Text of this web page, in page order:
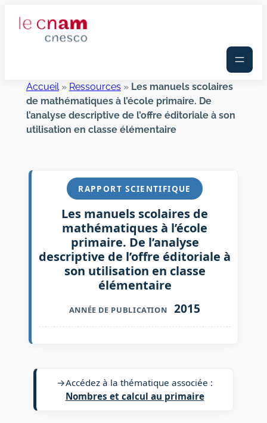
Accueil» Ressources» Les manuels scolaires
de mathématiques à l’école primaire. De
l’analyse descriptive de l’offre éditoriale à son
utilisation en classe élémentaire
RAPPORT SCIENTIFIQUE
Les manuels scolaires de
mathématiques à l’école
primaire. De l’analyse
descriptive de l’offre éditoriale à
son utilisation en classe
élémentaire
ANNÉE DE PUBLICATION 2015
→Accédez à la thématique associée :
Nombres et calcul au primaire